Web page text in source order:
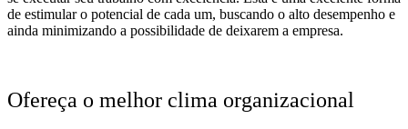
de estimular o potencial de cada um, buscando o alto desempenho e
ainda minimizando a possibilidade de deixarem a empresa.
Ofereça o melhor clima organizacional